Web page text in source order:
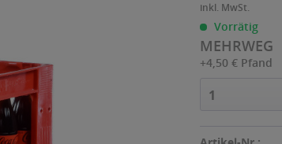
inkl. MwSt.
Vorrätig
MEHRWEG
+4,50 € Pfand
1